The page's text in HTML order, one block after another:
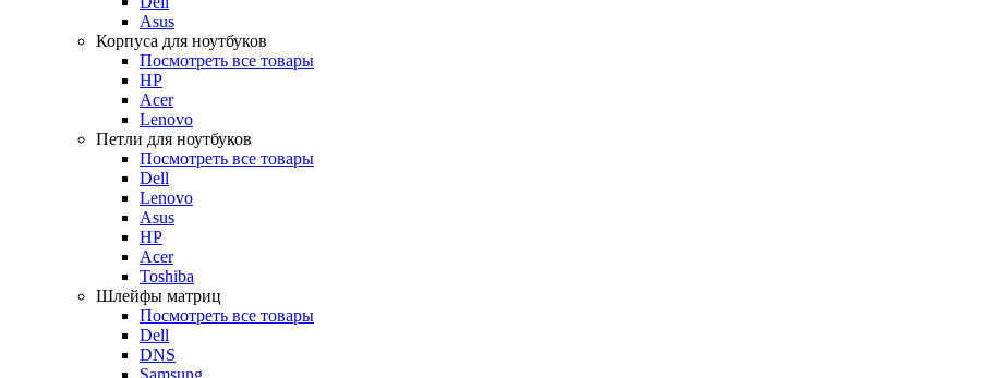
Asus
Корпуса для ноутбуков
Посмотреть все товары
HP
Acer
Lenovo
Петли для ноутбуков
Посмотреть все товары
Dell
Lenovo
Asus
HP
Acer
Toshiba
Шлейфы матриц
Посмотреть все товары
Dell
DNS
Samsung